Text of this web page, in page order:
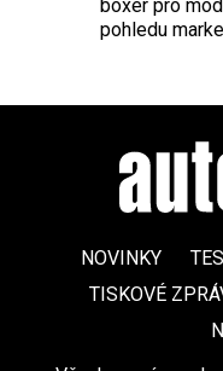
boxer pro
pohledu
NOVINKY
TISKOVÉ